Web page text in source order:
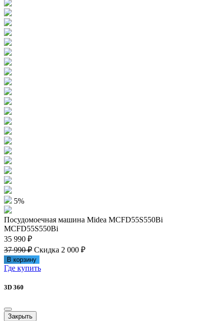
5%
Посудомоечная машина Midea MCFD55S550Bi
MCFD55S550Bi
35 990 ₽
37 990 ₽ Скидка 2 000 ₽
В корзину
Где купить
3D 360
Закрыть